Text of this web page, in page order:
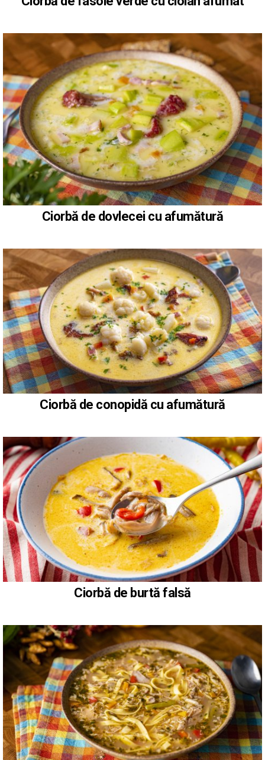
Ciorbă de dovlecei cu afumătură
Ciorbă de conopidă cu afumătură
Ciorbă de burtă falsă